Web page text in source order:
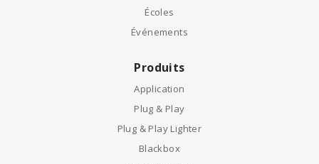
Écoles
Événements
Produits
Application
Plug & Play
Plug & Play Lighter
Blackbox